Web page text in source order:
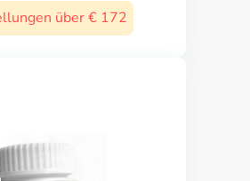
über € 172